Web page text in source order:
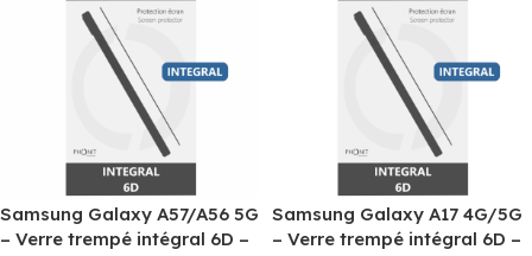
Samsung Galaxy A57/A56 5G
– Verre trempé intégral 6D –
Samsung Galaxy A17 4G/5G
– Verre trempé intégral 6D –